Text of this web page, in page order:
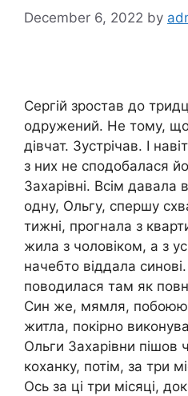
December 6, 2022 by
Сергій зростав до
одружений. Не тому, що
дівчат. Зустрічав. І
з них не сподобалася
Захарівні. Всім давала
одну, Ольгу, спершу
тижні, прогнала з
жила з чоловіком, а з
начебто віддала
поводилася там як
Син же, мямля,
житла, покірно
Ольги Захарівни пішов
коханку, потім, за три
Ось за ці три місяці,